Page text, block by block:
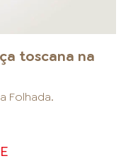
toscana na
Folhada.